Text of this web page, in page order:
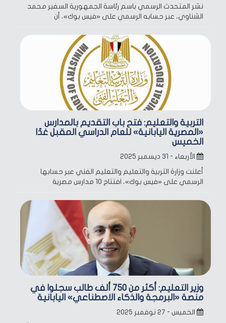
نشر المتحدث الرسمي باسم رئاسة الجمهورية السفير محمد
الشناوي، عبر حسابه الرسمي على «فيس بوك»، أن
التربية والتعليم: فتح باب التقديم بالمدارس
«المصرية اليابانية» للعام الدراسي المقبل غدًا
الخميس
الأربعاء - ٣١ ديسمبر ٢٠٢٥
أعلنت وزارة التربية والتعليم والتعليم الفني عبر حسابها
الرسمي على «فيس بوك»، افتتاح 10 مدارس مصرية
وزير التعليم: أكثر من 750 ألف طالب سجلوا في
منصة «البرمجة والذكاء الاصطناعي» اليابانية
الخميس - ٢٧ نوفمبر ٢٠٢٥